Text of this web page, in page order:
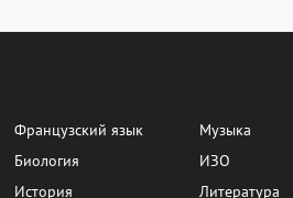
Французский язык
Биология
История
Музыка
ИЗО
Литература